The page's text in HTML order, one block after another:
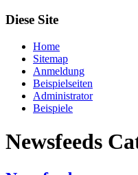
Diese Site
Home
Sitemap
Anmeldung
Beispielseiten
Administrator
Beispiele
Newsfeeds